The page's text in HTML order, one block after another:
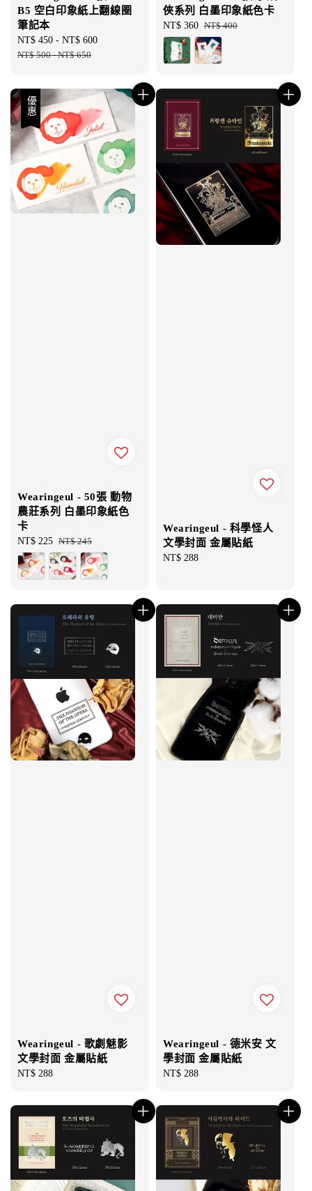
B5 空白印象紙上翻線圈
筆記本
Sale
price
NT$ 450 - NT$ 600
NT$ 500-NT$ 650
俠系列 白墨印象紙色卡
Sale
price
NT$ 360 Regular
price
NT$ 400
優惠
Wearingeul - 50張 動物
農莊系列 白墨印象紙色
卡
Sale
price
NT$ 225 Regular
price
NT$ 245
Wearingeul - 科學怪人
文學封面 金屬貼紙
Regular
NT$ 288
Wearingeul - 歌劇魅影
文學封面 金屬貼紙
Regular
NT$ 288
Wearingeul - 德米安 文
學封面 金屬貼紙
Regular
NT$ 288